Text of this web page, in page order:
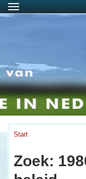
Menu
Start
Zoek: